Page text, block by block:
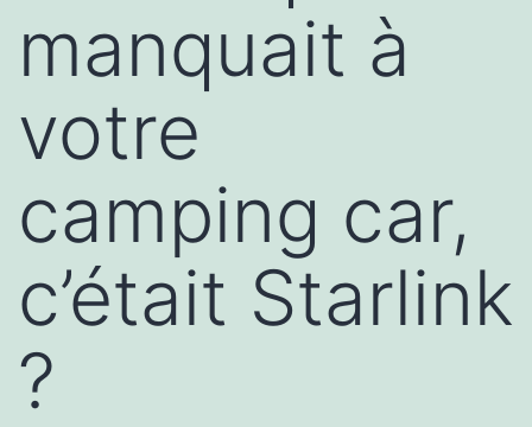
manquait à
votre
camping car,
c’était Starlink
?